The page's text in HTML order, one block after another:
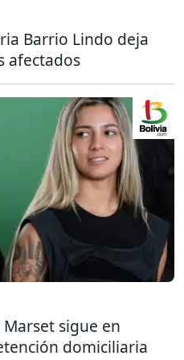
Barrio Lindo deja
afectados
sigue en
domiciliaria